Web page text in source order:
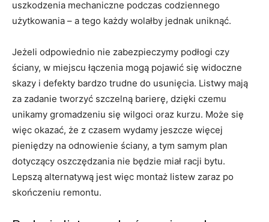
uszkodzenia mechaniczne podczas codziennego
użytkowania – a tego każdy wolałby jednak uniknąć.
Jeżeli odpowiednio nie zabezpieczymy podłogi czy
ściany, w miejscu łączenia mogą pojawić się widoczne
skazy i defekty bardzo trudne do usunięcia. Listwy mają
za zadanie tworzyć szczelną barierę, dzięki czemu
unikamy gromadzeniu się wilgoci oraz kurzu. Może się
więc okazać, że z czasem wydamy jeszcze więcej
pieniędzy na odnowienie ściany, a tym samym plan
dotyczący oszczędzania nie będzie miał racji bytu.
Lepszą alternatywą jest więc montaż listew zaraz po
skończeniu remontu.